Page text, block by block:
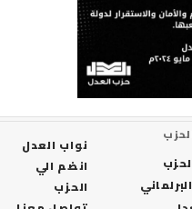
نواب العدل
انضم الي